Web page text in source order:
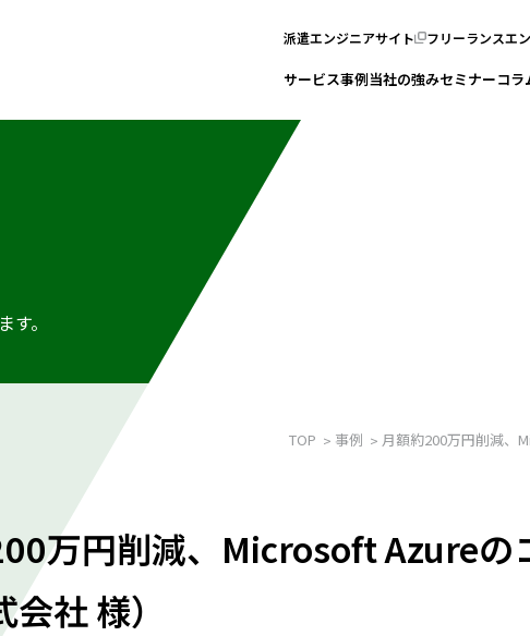
派遣エンジニアサイト フリーランスエ
サービス事例当社の強みセミナーコラ
す。
TOP 事例 月額約200万円削減、
万円削減、Microsoft Azureの
社 様）